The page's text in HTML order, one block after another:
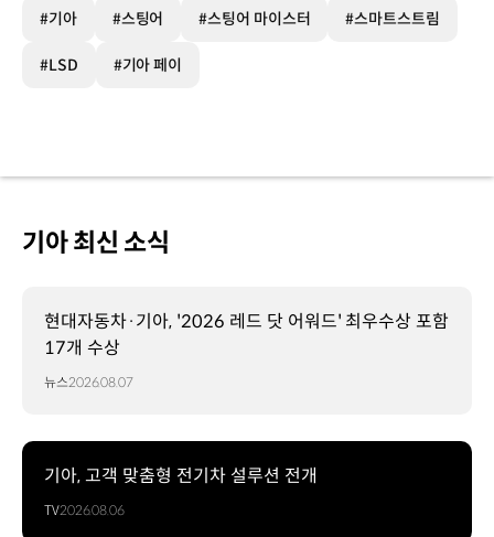
#기아 #스팅어 #스팅어 마이스터 #스마트스트림
#LSD #기아 페이
기아 최신 소식
현대자동차·기아, '2026 레드 닷 어워드' 최우수상 포함
17개 수상
뉴스2026.08.07
기아, 고객 맞춤형 전기차 설루션 전개
TV2026.08.06